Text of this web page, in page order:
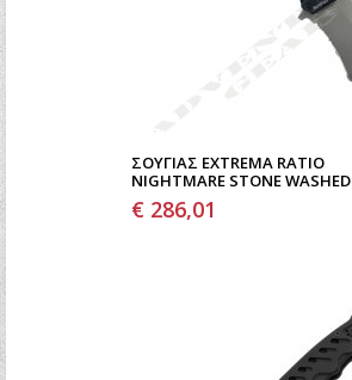
ΣΟΥΓΙΆΣ EXTREMA RATIO
NIGHTMARE STONE WASHED
€ 286,01